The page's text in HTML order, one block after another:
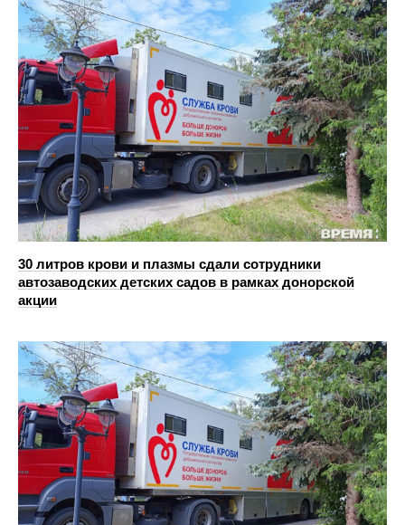
30 литров крови и плазмы сдали сотрудники
автозаводских детских садов в рамках донорской
акции